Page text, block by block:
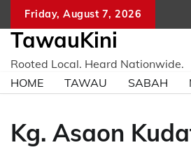
content
Friday, August 7, 2026
TawauKini
Rooted Local. Heard Nationwide.
HOME
TAWAU SABAH
Kg. Asaon